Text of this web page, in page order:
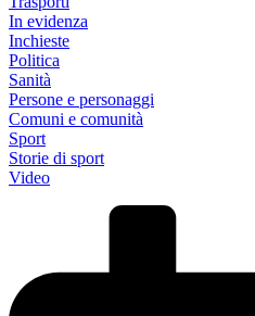
In evidenza
Inchieste
Politica
Sanità
Persone e personaggi
Comuni e comunità
Sport
Storie di sport
Video